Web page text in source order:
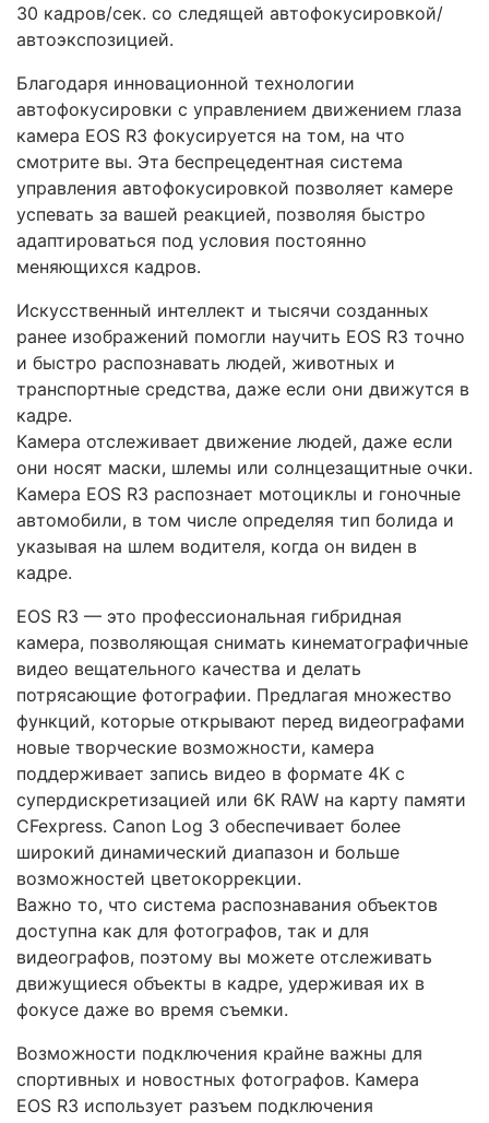
30 кадров/сек. со следящей автофокусировкой/
автоэкспозицией.
Благодаря инновационной технологии
автофокусировки с управлением движением глаза
камера EOS R3 фокусируется на том, на что
смотрите вы. Эта беспрецедентная система
управления автофокусировкой позволяет камере
успевать за вашей реакцией, позволяя быстро
адаптироваться под условия постоянно
меняющихся кадров.
Искусственный интеллект и тысячи созданных
ранее изображений помогли научить EOS R3 точно
и быстро распознавать людей, животных и
транспортные средства, даже если они движутся в
кадре.
Камера отслеживает движение людей, даже если
они носят маски, шлемы или солнцезащитные очки.
Камера EOS R3 распознает мотоциклы и гоночные
автомобили, в том числе определяя тип болида и
указывая на шлем водителя, когда он виден в
кадре.
EOS R3 — это профессиональная гибридная
камера, позволяющая снимать кинематографичные
видео вещательного качества и делать
потрясающие фотографии. Предлагая множество
функций, которые открывают перед видеографами
новые творческие возможности, камера
поддерживает запись видео в формате 4K с
супердискретизацией или 6K RAW на карту памяти
CFexpress. Canon Log 3 обеспечивает более
широкий динамический диапазон и больше
возможностей цветокоррекции.
Важно то, что система распознавания объектов
доступна как для фотографов, так и для
видеографов, поэтому вы можете отслеживать
движущиеся объекты в кадре, удерживая их в
фокусе даже во время съемки.
Возможности подключения крайне важны для
спортивных и новостных фотографов. Камера
EOS R3 использует разъем подключения